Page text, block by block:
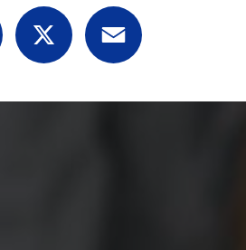
Facebook